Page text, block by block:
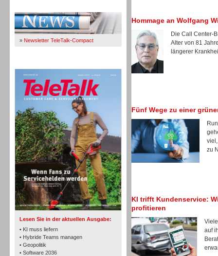
» Newsletter TeleTalk-Compact
Lesen Sie in der aktuellen Ausgabe:
• KI muss liefern
• Hybride Teams managen
• Geopolitik
• Software 2036
TK- und ACD-Systeme
Hommage an Wolfgang
Die Call Center-
Alter von 81
längerer
Fünf Wege zu einer
zu
KI trifft Kundenservice:
profitieren
auf